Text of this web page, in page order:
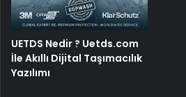
UETDS Nedir ? Uetds.com
İle Akıllı Dijital Taşımacılık
Yazılımı